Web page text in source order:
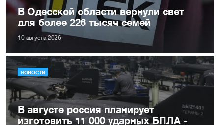
В Одесской области вернули свет
для более 226 тысяч семей
10 августа 2026
НОВОСТИ
В августе россия планирует
изготовить 11 000 ударных БПЛА -